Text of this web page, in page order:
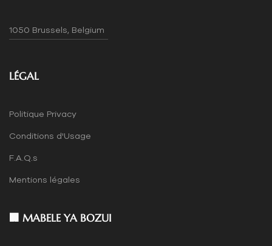
1050 Brussels, Belgium
🏢 MABELE YA BOZUI
LÉGAL
Politique Privacy
Conditions d'Usage
F.A.Q.s
Mentions légales